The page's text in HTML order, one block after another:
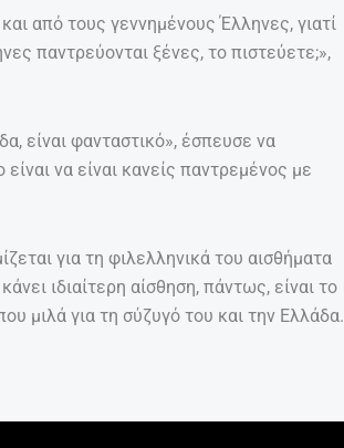
από τους γεννημένους Έλληνες, γιατί
παντρεύονται ξένες, το πιστεύετε;»,
είναι φανταστικό», έσπευσε να
να είναι κανείς παντρεμένος με
για τη φιλελληνικά του αισθήματα
ιδιαίτερη αίσθηση, πάντως, είναι το
μιλά για τη σύζυγό του και την Ελλάδα.